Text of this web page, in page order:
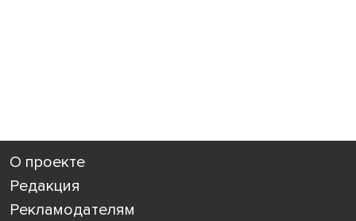
О проекте
Редакция
Рекламодателям